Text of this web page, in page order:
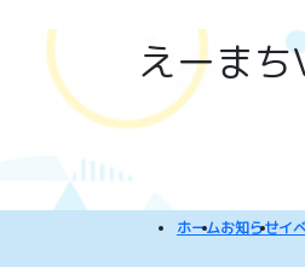
えーま
ホームお知らせイ